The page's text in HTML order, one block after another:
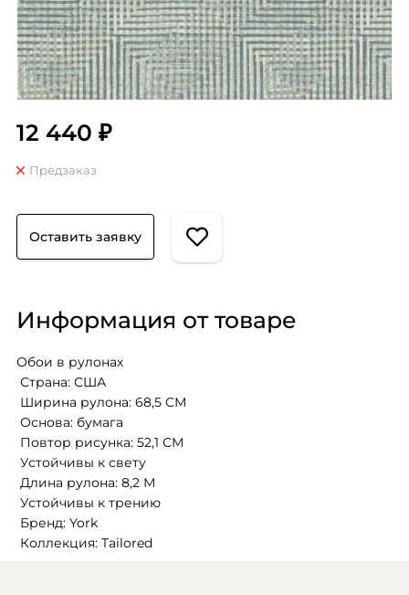
12 440 ₽
Предзаказ
Оставить заявку
Информация от товаре
Обои в рулонах
Страна: США
Ширина рулона: 68,5 СМ
Основа: бумага
Повтор рисунка: 52,1 СМ
Устойчивы к свету
Длина рулона: 8,2 М
Устойчивы к трению
Бренд: York
Коллекция: Tailored